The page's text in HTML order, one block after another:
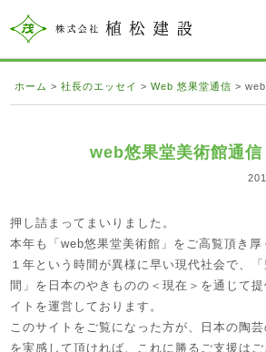
ホーム >社長のエッセイ >Web 悠果堂通信 >
web悠果堂美術館通信
押し詰まってまいりました。
本年も「web悠果堂美術館」をご高覧頂き厚
１年という時間が異様に早い現代社会で、
間」を日本のやきものの＜現在＞を通じて
イトを運営しております。
このサイトをご覧になった方が、日本の陶
を実感して頂ければ、これに勝るご支援はご